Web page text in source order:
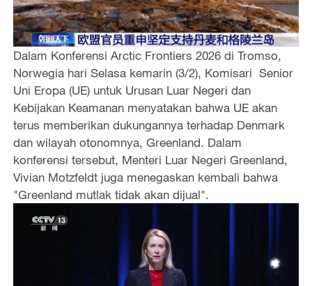
Dalam Konferensi Arctic Frontiers 2026 di Tromso,
Norwegia hari Selasa kemarin (3/2), Komisari Senior
Uni Eropa (UE) untuk Urusan Luar Negeri dan
Kebijakan Keamanan menyatakan bahwa UE akan
terus memberikan dukungannya terhadap Denmark
dan wilayah otonomnya, Greenland. Dalam
konferensi tersebut, Menteri Luar Negeri Greenland,
Vivian Motzfeldt juga menegaskan kembali bahwa
"Greenland mutlak tidak akan dijual".